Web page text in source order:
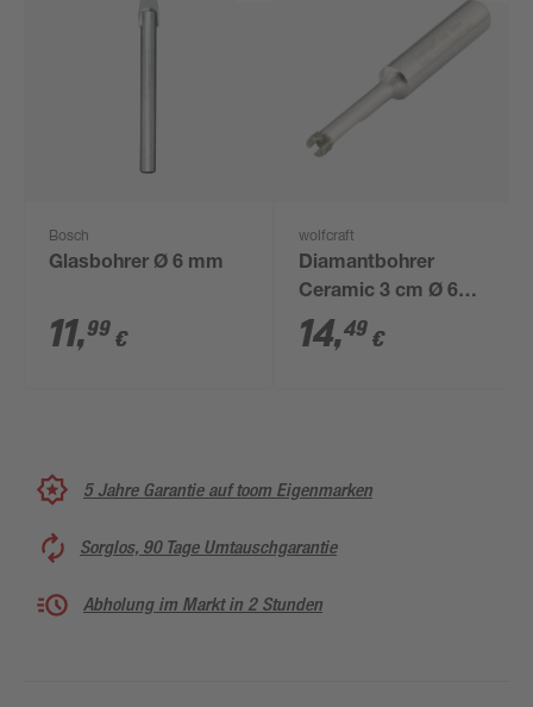
Bosch
Glasbohrer Ø 6 mm
11,99 €
wolfcraft
Diamantbohrer
Ceramic 3 cm Ø 6
mm
14,49 €
5 Jahre Garantie auf toom Eigenmarken
Sorglos, 90 Tage Umtauschgarantie
Abholung im Markt in 2 Stunden